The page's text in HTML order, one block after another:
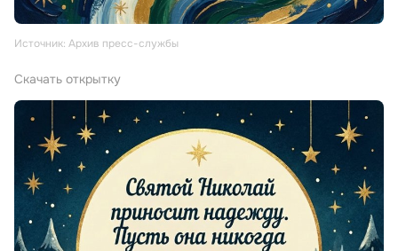
Источник: Архив пресс-службы
Скачать открытку